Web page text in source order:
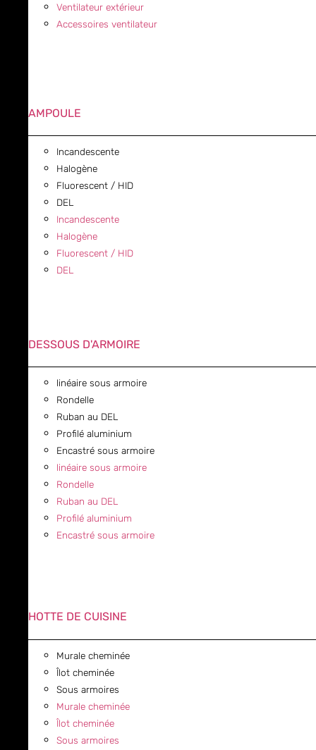
Ventilateur extérieur
Accessoires ventilateur
AMPOULE
Incandescente
Halogène
Fluorescent / HID
DEL
Incandescente
Halogène
Fluorescent / HID
DEL
DESSOUS D'ARMOIRE
linéaire sous armoire
Rondelle
Ruban au DEL
Profilé aluminium
Encastré sous armoire
linéaire sous armoire
Rondelle
Ruban au DEL
Profilé aluminium
Encastré sous armoire
HOTTE DE CUISINE
Murale cheminée
Îlot cheminée
Sous armoires
Murale cheminée
Îlot cheminée
Sous armoires